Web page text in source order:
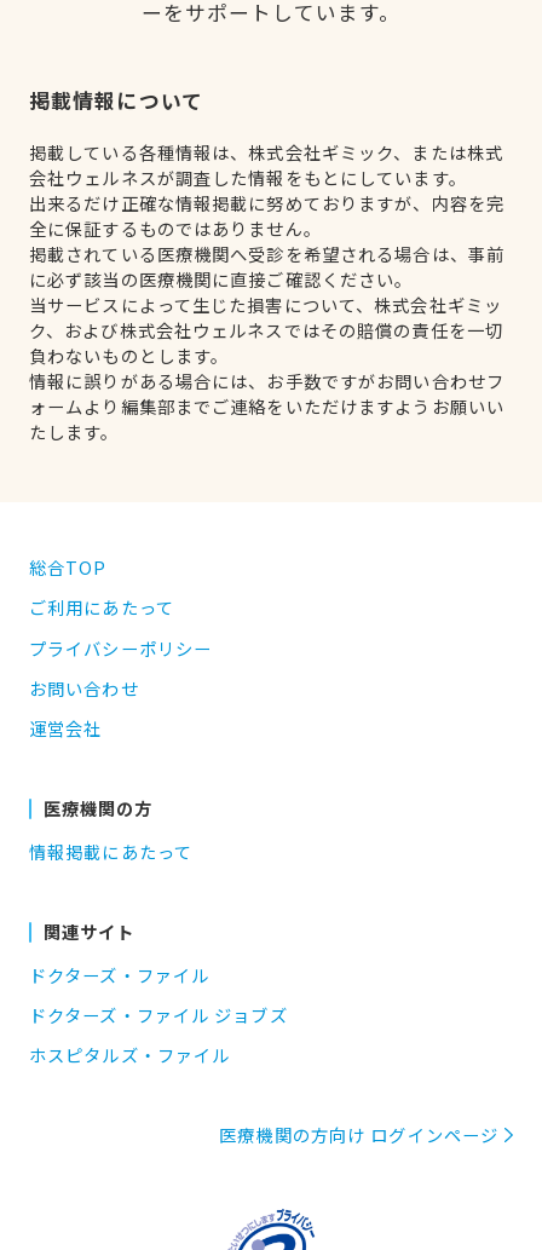
ーをサポートしています。
掲載情報について
掲載している各種情報は、株式会社ギミック、または株式
会社ウェルネスが調査した情報をもとにしています。
出来るだけ正確な情報掲載に努めておりますが、内容を完
全に保証するものではありません。
掲載されている医療機関へ受診を希望される場合は、事前
に必ず該当の医療機関に直接ご確認ください。
当サービスによって生じた損害について、株式会社ギミッ
ク、および株式会社ウェルネスではその賠償の責任を一切
負わないものとします。
情報に誤りがある場合には、お手数ですがお問い合わせフ
ォームより編集部までご連絡をいただけますようお願いい
たします。
総合TOP
ご利用にあたって
プライバシーポリシー
お問い合わせ
運営会社
医療機関の方
情報掲載にあたって
関連サイト
ドクターズ・ファイル
ドクターズ・ファイル ジョブズ
ホスピタルズ・ファイル
医療機関の方向け ログインページ